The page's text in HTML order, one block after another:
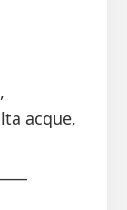
acque,